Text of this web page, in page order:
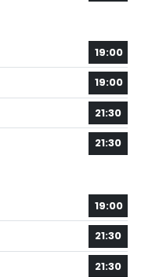
19:00
19:00
21:30
21:30
19:00
21:30
21:30